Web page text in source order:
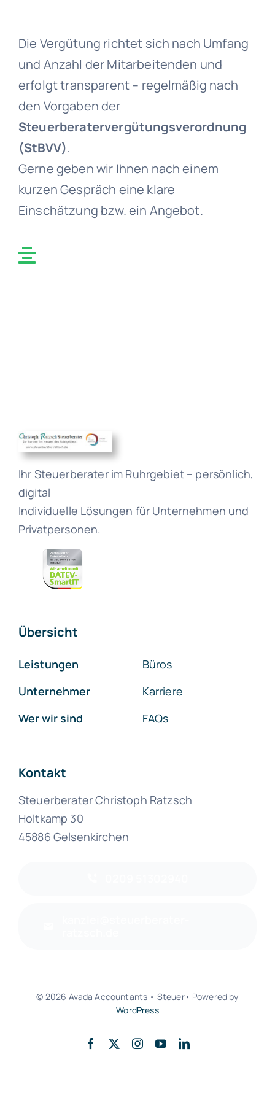
Die Vergütung richtet sich nach Umfang
und Anzahl der Mitarbeitenden und
erfolgt transparent – regelmäßig nach
den Vorgaben der
Steuerberatervergütungsverordnung
(StBVV).
Gerne geben wir Ihnen nach einem
kurzen Gespräch eine klare
Einschätzung bzw. ein Angebot.
Ihr Steuerberater im Ruhrgebiet – persönlich,
digital
Individuelle Lösungen für Unternehmen und
Privatpersonen.
Übersicht
Leistungen
Unternehmer
Wer wir sind
Büros
Karriere
FAQs
Kontakt
Steuerberater Christoph Ratzsch
Holtkamp 30
45886 Gelsenkirchen
© 2026 Avada Accountants • Steuer• Powered by
WordPress